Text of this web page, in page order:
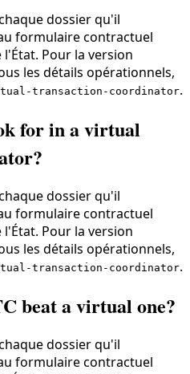
dossier qu'il
formulaire contractuel
Pour la version
les détails opérationnels,
transaction-coordinator.
for in a virtual
dossier qu'il
formulaire contractuel
Pour la version
les détails opérationnels,
transaction-coordinator.
beat a virtual one?
dossier qu'il
formulaire contractuel